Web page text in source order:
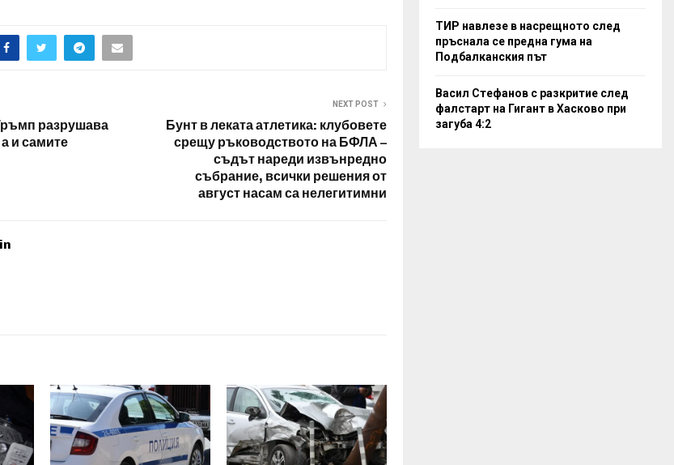
разрушава
и самите
NEXT POST
Бунт в леката атлетика: клубовете
срещу ръководството на БФЛА –
съдът нареди извънредно
събрание, всички решения от
август насам са нелегитимни
ТИР навлезе в насрещното след
пръснала се предна гума на
Подбалканския път
Васил Стефанов с разкритие след
фалстарт на Гигант в Хасково при
загуба 4:2